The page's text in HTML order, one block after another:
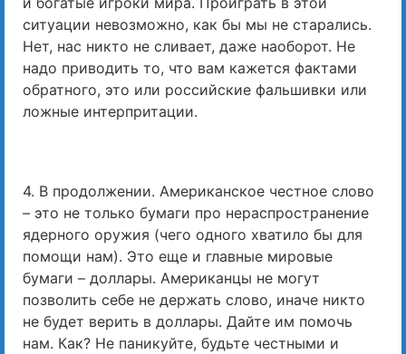
ситуации невозможно, как бы мы не старались.
Нет, нас никто не сливает, даже наоборот. Не
надо приводить то, что вам кажется фактами
обратного, это или российские фальшивки или
ложные интерпритации.
4. В продолжении. Американское честное слово
– это не только бумаги про нераспространение
ядерного оружия (чего одного хватило бы для
помощи нам). Это еще и главные мировые
бумаги – доллары. Американцы не могут
позволить себе не держать слово, иначе никто
не будет верить в доллары. Дайте им помочь
нам. Как? Не паникуйте, будьте честными и